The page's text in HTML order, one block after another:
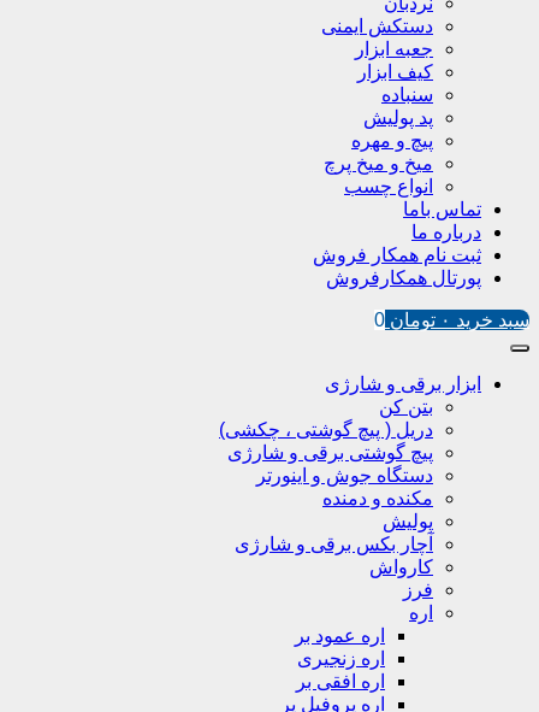
دستکش ایمنی
جعبه ابزار
کیف ابزار
سنباده
پد پولیش
پیچ و مهره
میخ و میخ پرچ
انواع چسب
تماس باما
درباره ما
ثبت نام همکار فروش
پورتال همکارفروش
سبد خرید ۰ تومان 0
ابزار برقی و شارژی
بتن کن
دریل ( پیچ گوشتی ، چکشی)
پیچ گوشتی برقی و شارژی
دستگاه جوش و اینورتر
مکنده و دمنده
پولیش
آچار بکس برقی و شارژی
کارواش
فرز
اره
اره عمود بر
اره زنجیری
اره افقی بر
اره پروفیل پر